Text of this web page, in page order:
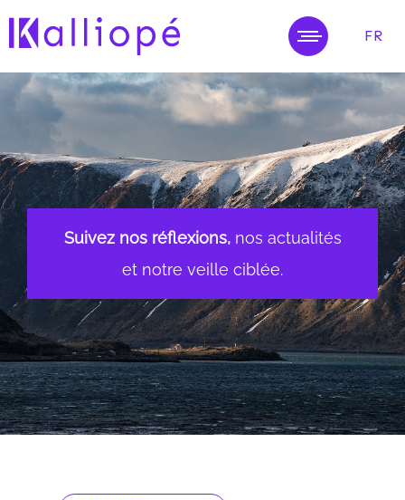
FR
Suivez nos réflexions, nos actualités
et notre veille ciblée.